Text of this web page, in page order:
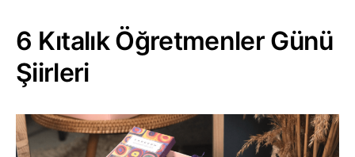
6 Kıtalık Öğretmenler Günü
Şiirleri